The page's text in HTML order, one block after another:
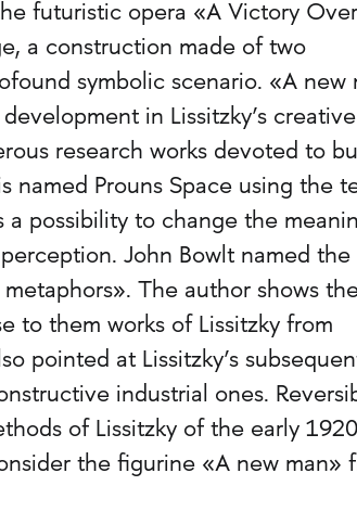
futuristic opera «A Victory
a construction made of two
symbolic scenario. «A new
in Lissitzky’s
research works devoted to
named Prouns Space using the
a possibility to change the
John Bowlt named the
The author shows
to them works of Lissitzky from
pointed at Lissitzky’s
industrial ones.
of Lissitzky of the early
the figurine «A new man»